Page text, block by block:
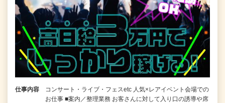
仕事内容
コンサート・ライブ・フェスetc 人気×レアイベント会場での
お仕事 ■案内／整理業務 お客さんに対して入り口の誘導や席